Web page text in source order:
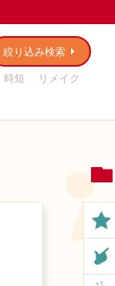
絞り込み検索
時短
リメイク